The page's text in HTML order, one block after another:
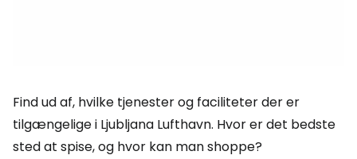
Find ud af, hvilke tjenester og faciliteter der er
tilgængelige i Ljubljana Lufthavn. Hvor er det bedste
sted at spise, og hvor kan man shoppe?